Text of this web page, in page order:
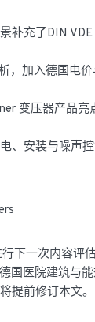
补充了DIN
，加入德国电
变压器产品亮
、安装与噪声
下一次内容评
国医院建筑与
提前修订本文。